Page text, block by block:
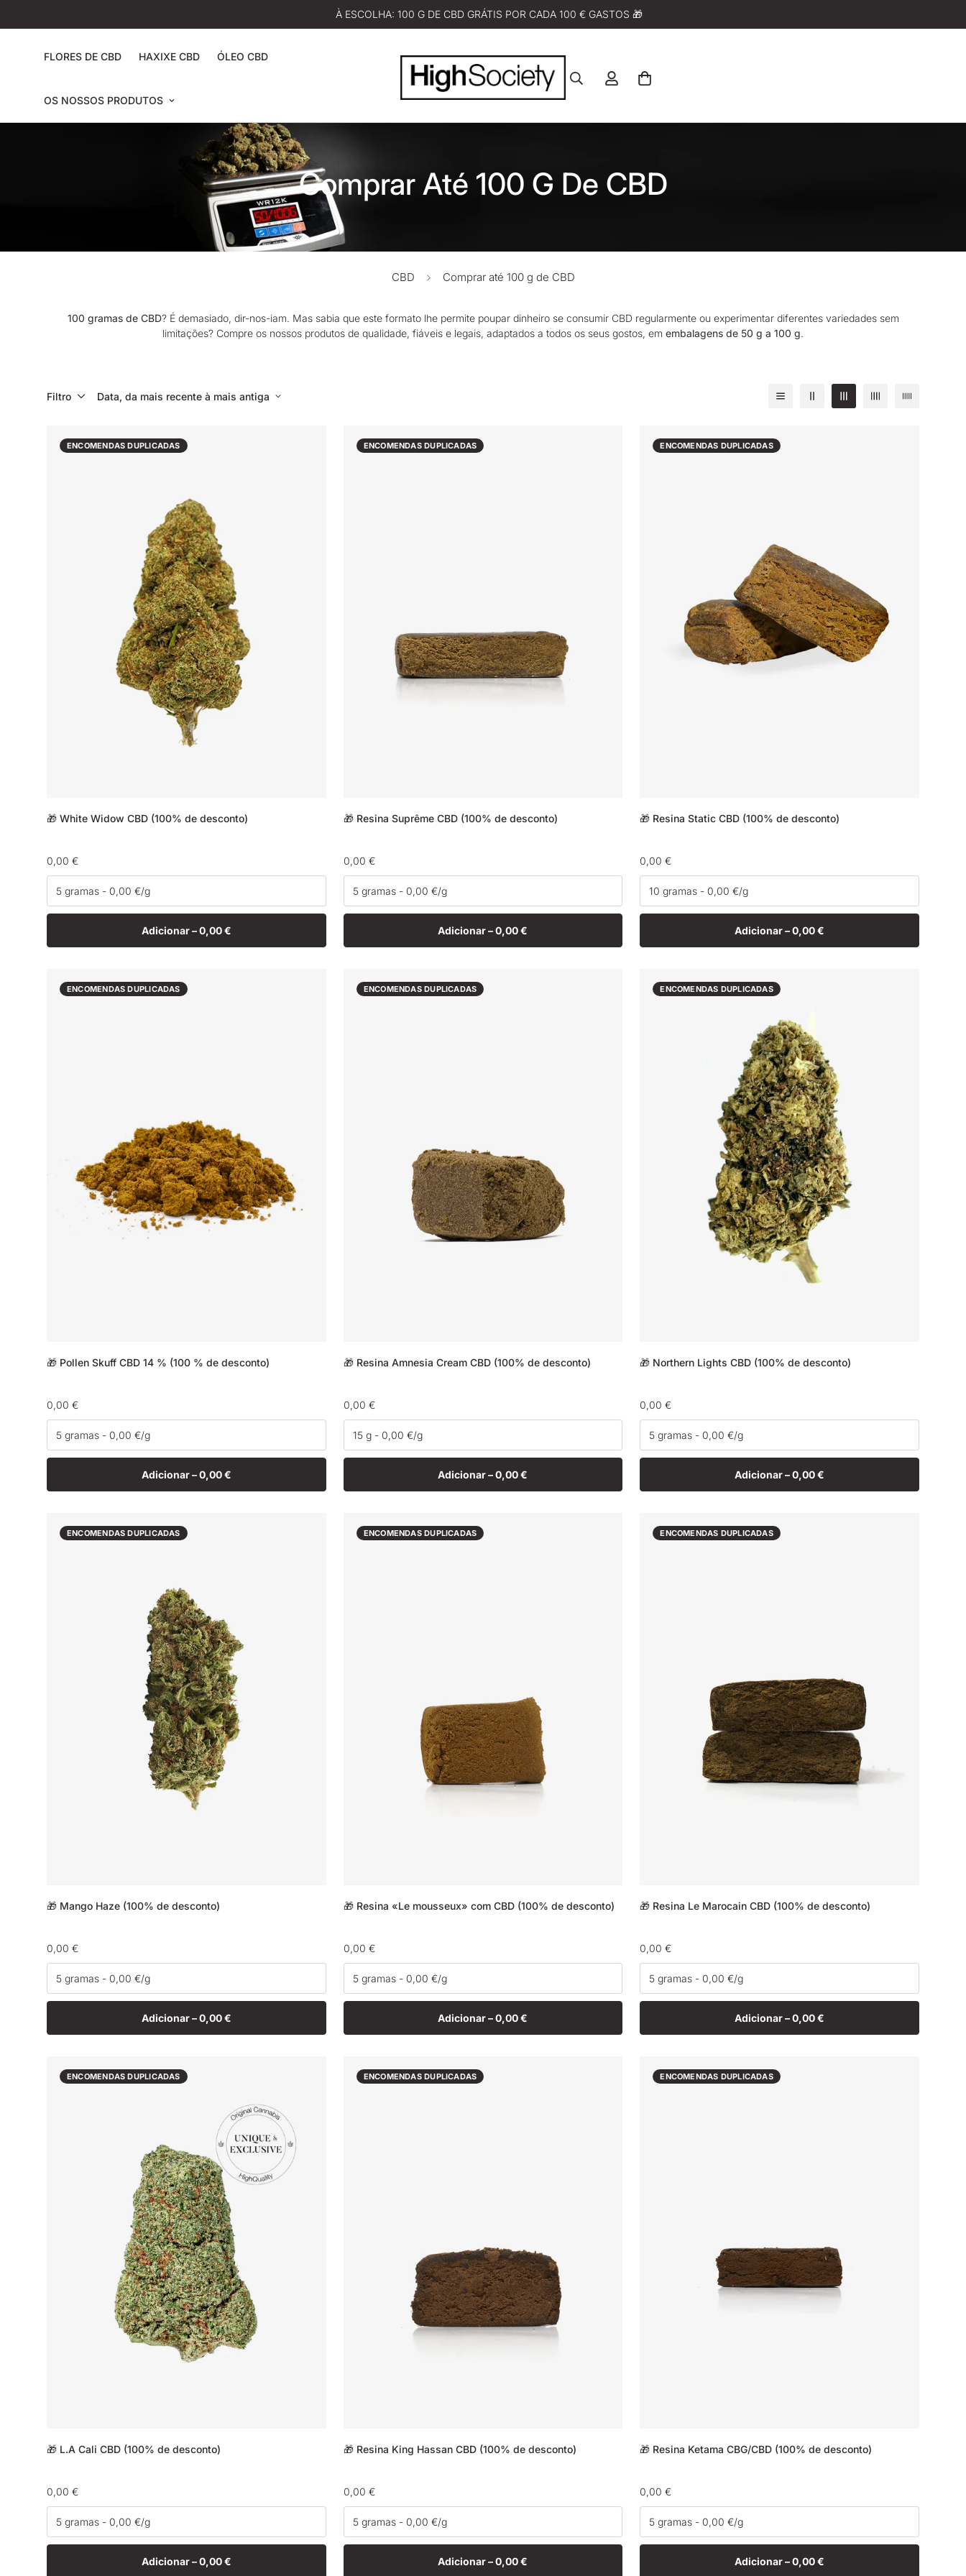
À ESCOLHA: 100 G DE CBD GRÁTIS POR CADA 100 € GASTOS 🎁
FLORES DE CBD HAXIXE CBD ÓLEO CBD
OS NOSSOS PRODUTOS
Comprar Até 100 G De CBD
CBD Comprar até 100 g de CBD
100 gramas de CBD? É demasiado, dir-nos-iam. Mas sabia que este formato lhe permite poupar dinheiro se consumir CBDregularmente ou experimentar diferentes variedades sem
limitações? Compre os nossos produtos de qualidade, fiáveis e legais, adaptados a todos os seus gostos, em embalagens de 50 g a 100 g.
Filtro Data, da mais recente à mais antiga
ENCOMENDAS DUPLICADAS
🎁 White Widow CBD (100% de desconto)
Preço
normal
0,00 €
Adicionar –0,00 €
ENCOMENDAS DUPLICADAS
🎁 Resina Suprême CBD (100% de desconto)
Preço
normal
0,00 €
Adicionar –0,00 €
ENCOMENDAS DUPLICADAS
🎁 Resina Static CBD (100% de desconto)
Preço
normal
0,00 €
Adicionar –0,00 €
ENCOMENDAS DUPLICADAS
🎁 Pollen Skuff CBD 14 % (100 % de desconto)
Preço
normal
0,00 €
Adicionar –0,00 €
ENCOMENDAS DUPLICADAS
🎁 Resina Amnesia Cream CBD (100% de desconto)
Preço
normal
0,00 €
Adicionar –0,00 €
ENCOMENDAS DUPLICADAS
🎁 Northern Lights CBD (100% de desconto)
Preço
normal
0,00 €
Adicionar –0,00 €
ENCOMENDAS DUPLICADAS
🎁 Mango Haze (100% de desconto)
Preço
normal
0,00 €
Adicionar –0,00 €
ENCOMENDAS DUPLICADAS
🎁 Resina «Le mousseux» com CBD (100% de desconto)
Preço
normal
0,00 €
Adicionar –0,00 €
ENCOMENDAS DUPLICADAS
🎁 Resina Le Marocain CBD (100% de desconto)
Preço
normal
0,00 €
Adicionar –0,00 €
ENCOMENDAS DUPLICADAS
🎁 L.A Cali CBD (100% de desconto)
Preço
normal
0,00 €
Adicionar –0,00 €
ENCOMENDAS DUPLICADAS
🎁 Resina King Hassan CBD (100% de desconto)
Preço
normal
0,00 €
Adicionar –0,00 €
ENCOMENDAS DUPLICADAS
🎁 Resina Ketama CBG/CBD (100% de desconto)
Preço
normal
0,00 €
Adicionar –0,00 €